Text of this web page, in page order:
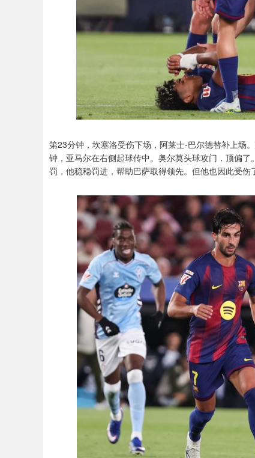
第23分钟，坎塞洛受伤下场，阿莱士-巴尔德替补上场
钟，亚马尔在右侧起球传中。奥尔莫头球攻门，顶偏
罚，他稳稳罚进，帮助巴萨取得领先。但他也因此受伤